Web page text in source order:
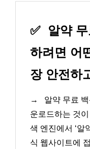
✅
알약
하려면 어
장 안전하
→
알약 무료
운로드하는 것
색 엔진에서 ‘알
식 웹사이트에